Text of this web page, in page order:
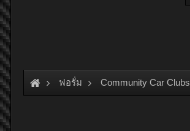
ฟอรั่ม Community Car Clubs